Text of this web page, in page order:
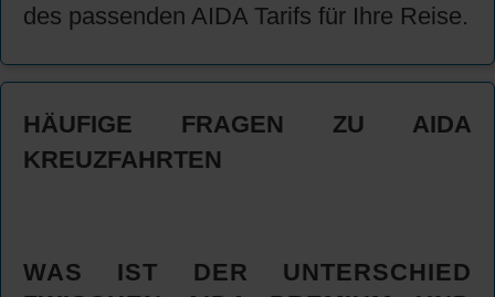
des passenden AIDA Tarifs für Ihre Reise.
HÄUFIGE FRAGEN ZU AIDA
KREUZFAHRTEN
WAS IST DER UNTERSCHIED